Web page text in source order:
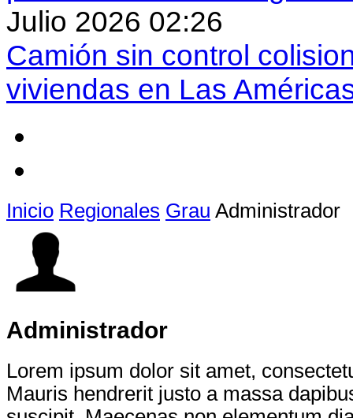
Julio 2026 02:26
Camión sin control
viviendas en Las
Inicio Regionales Grau Administrador
Administrador
Lorem ipsum dolor sit amet,
Mauris hendrerit justo a massa